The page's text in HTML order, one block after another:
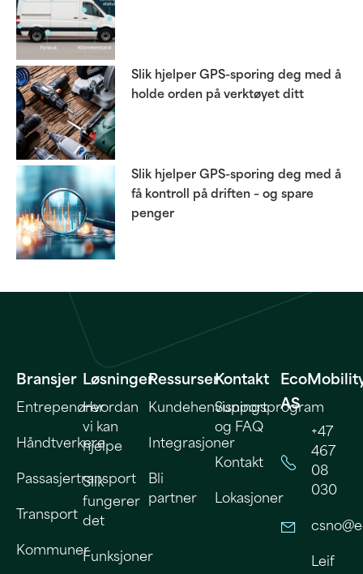
Slik hjelper GPS-sporing deg med å
holde orden på verktøyet ditt
Slik hjelper GPS-sporing deg med å
få kontroll på driften – og spare
penger
Bransjer
Entrepenører
Håndtverkere
Passasjertransport
Transport
Kommuner
Løsninger
Hvordan
vi kan
hjelpe
Slik
fungerer
det
Funksjoner
Ressurser
Kundehenvisningsprogram
Integrasjoner
Bli
partner
Kontakt
Support
og FAQ
Kontakt
Lokasjoner
AS
+47
467
08
030
Leif